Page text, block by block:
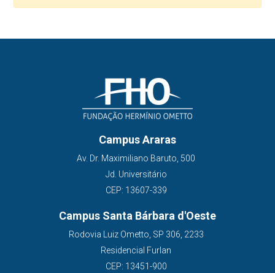
Campus Araras
Av. Dr. Maximiliano Baruto, 500
Jd. Universitário
CEP: 13607-339
Campus Santa Bárbara d'Oeste
Rodovia Luiz Ometto, SP 306, 2233
Residencial Furlan
CEP: 13451-900